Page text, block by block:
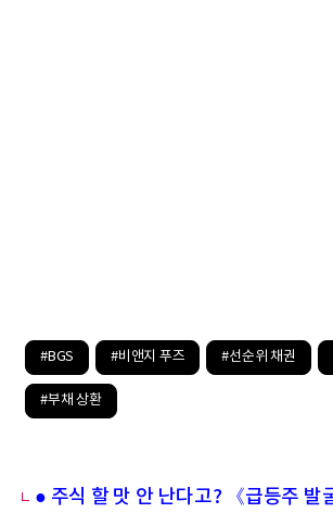
#BGS #비앤지 푸즈 #선순위 채권
#부채 상환
● 주식 할 맛 안 난다고? 《급등주 발